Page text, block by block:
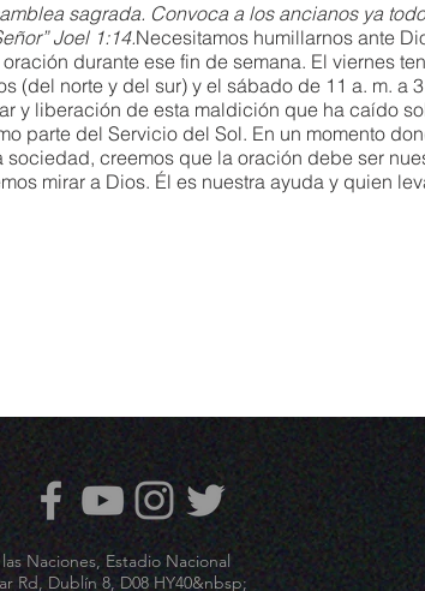
sagrada. Convoca a los ancianos ya
Joel 1:14.Necesitamos humillarnos ante
durante ese fin de semana. El viernes
(del norte y del sur) y el sábado de 11 a. m. a
y liberación de esta maldición que ha caído
parte del Servicio del Sol. En un momento
creemos que la oración debe ser
mirar a Dios. Él es nuestra ayuda y quien
Naciones, Estadio Nacional
Rd, Dublín 8, D08 HY40&nbsp;